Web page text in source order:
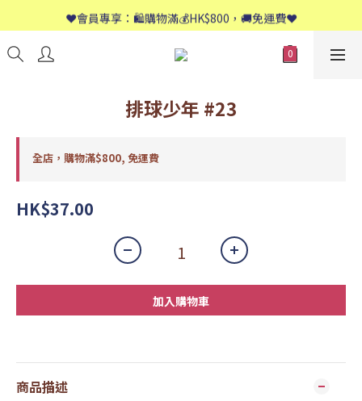
📱歡迎WhatsApp查詢：9558 8661
❤️會員專享：🛍購物滿💰HK$800，🚚免運費❤️
📱歡迎WhatsApp查詢：9558 8661
排球少年 #23
全店，購物滿$800, 免運費
HK$37.00
加入購物車
商品描述